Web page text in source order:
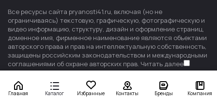
Главная Каталог Избранные Контакты Бренды Компания
Все ресурсы сайта pryanosti41.ru, включая (но не
ограничиваясь) текстовую, графическую, фотографическую и
видео информацию, структуру, дизайн и оформление страниц,
доменное имя, фирменное наименование являются объектами
авторского права и прав на интеллектуальную собственность,
защищены российским законодательством и международными
соглашениями об охране авторских прав. Читать далее